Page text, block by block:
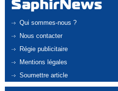
Qui sommes-nous ?
Nous contacter
Régie publicitaire
Mentions légales
Soumettre article